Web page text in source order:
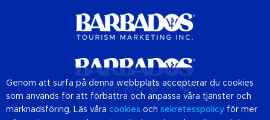
Genom att surfa på denna webbplats accepterar du cookies
som används för att förbättra och anpassa våra tjänster och
marknadsföring. Läs våra cookies och sekretesspolicy för mer